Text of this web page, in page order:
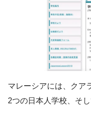
マレーシアには、クア
2つの日本人学校、そ